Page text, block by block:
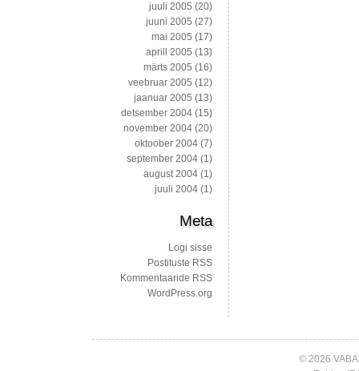
juuli 2005 (20)
juuni 2005 (27)
mai 2005 (17)
aprill 2005 (13)
märts 2005 (16)
veebruar 2005 (12)
jaanuar 2005 (13)
detsember 2004 (15)
november 2004 (20)
oktoober 2004 (7)
september 2004 (1)
august 2004 (1)
juuli 2004 (1)
Meta
Logi sisse
Postituste RSS
Kommentaaride RSS
WordPress.org
© 2026